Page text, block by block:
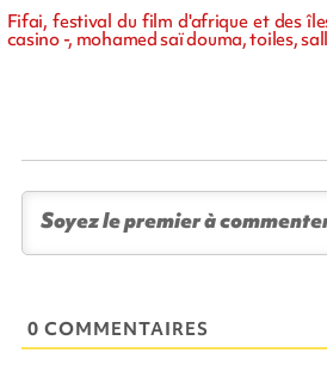
Fifai, festival du film d'afrique et des
casino -, mohamed saï douma, toiles,
0 COMMENTAIRES